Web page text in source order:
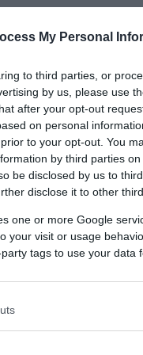
My Personal
to third parties, or
by us, please use
after your opt-out
on personal
to your opt-out. You
by third parties on
be disclosed by us to
disclose it to other
one or more Google
your visit or usage
tags to use your data
nato aBolognanel
sono
Insegnano
concentrazione. I corsi
frequenti sono
spesso ospite di
punto tre diversi
Il corso si svolge in un